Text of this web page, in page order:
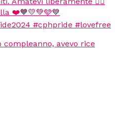
avevo rice